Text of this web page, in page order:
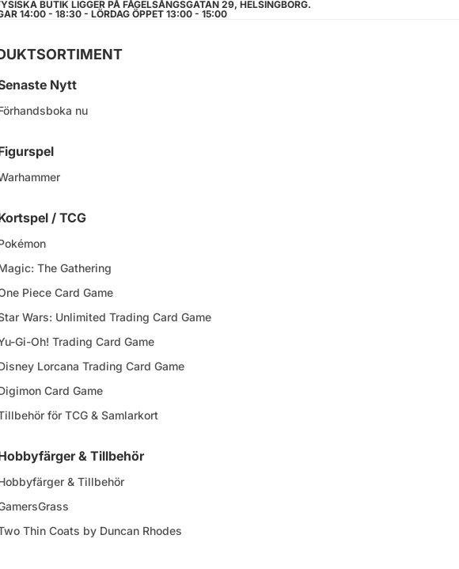
BUTIK LIGGER PÅ FÅGELSÅNGSGATAN 29, HELSINGBORG.
14:00 - 18:30 - LÖRDAG ÖPPET 13:00 - 15:00
Nytt
nu
/ TCG
The Gathering
Piece Card Game
Wars: Unlimited Trading Card Game
Gi-Oh! Trading Card Game
Lorcana Trading Card Game
Card Game
för TCG & Samlarkort
& Tillbehör
& Tillbehör
Thin Coats by Duncan Rhodes